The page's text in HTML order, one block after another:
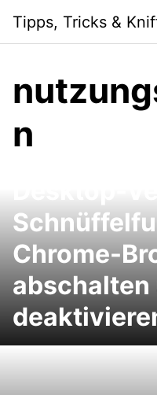
content
Tipps, Tricks &
n
Chrome-
abschalten